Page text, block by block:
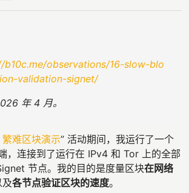
b10c.me/observations/16-slow-blo
validation-signet/
年 4 月。
难区块演示” 活动期间，我运行了一个
，连接到了运行在 IPv4 和 Tor 上的全部
节点。我的目的是度量区块在网络
及各节点验证区块的速度。